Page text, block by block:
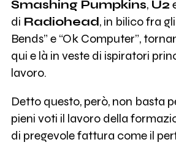
Smashing Pumpkins, U2
di Radiohead, in bilico fra
Bends” e “Ok Computer”,
qui e là in veste di ispiratori
lavoro.
Detto questo, però, non basta
pieni voti il lavoro della
di pregevole fattura come il